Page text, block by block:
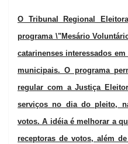
O Tribunal Regional
programa \"Mesário
catarinenses interessados
municipais. O programa
regular com a Justiça
serviços no dia do pleito,
votos. A idéia é melhorar a
receptoras de votos, além